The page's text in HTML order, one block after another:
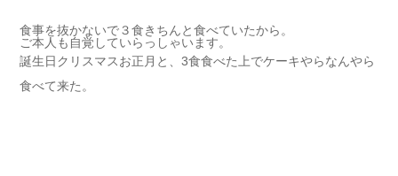
食事を抜かないで３食きちんと食べていたから。
ご本人も自覚していらっしゃいます。
誕生日クリスマスお正月と、3食食べた上でケーキやらなんやら
食べて来た。